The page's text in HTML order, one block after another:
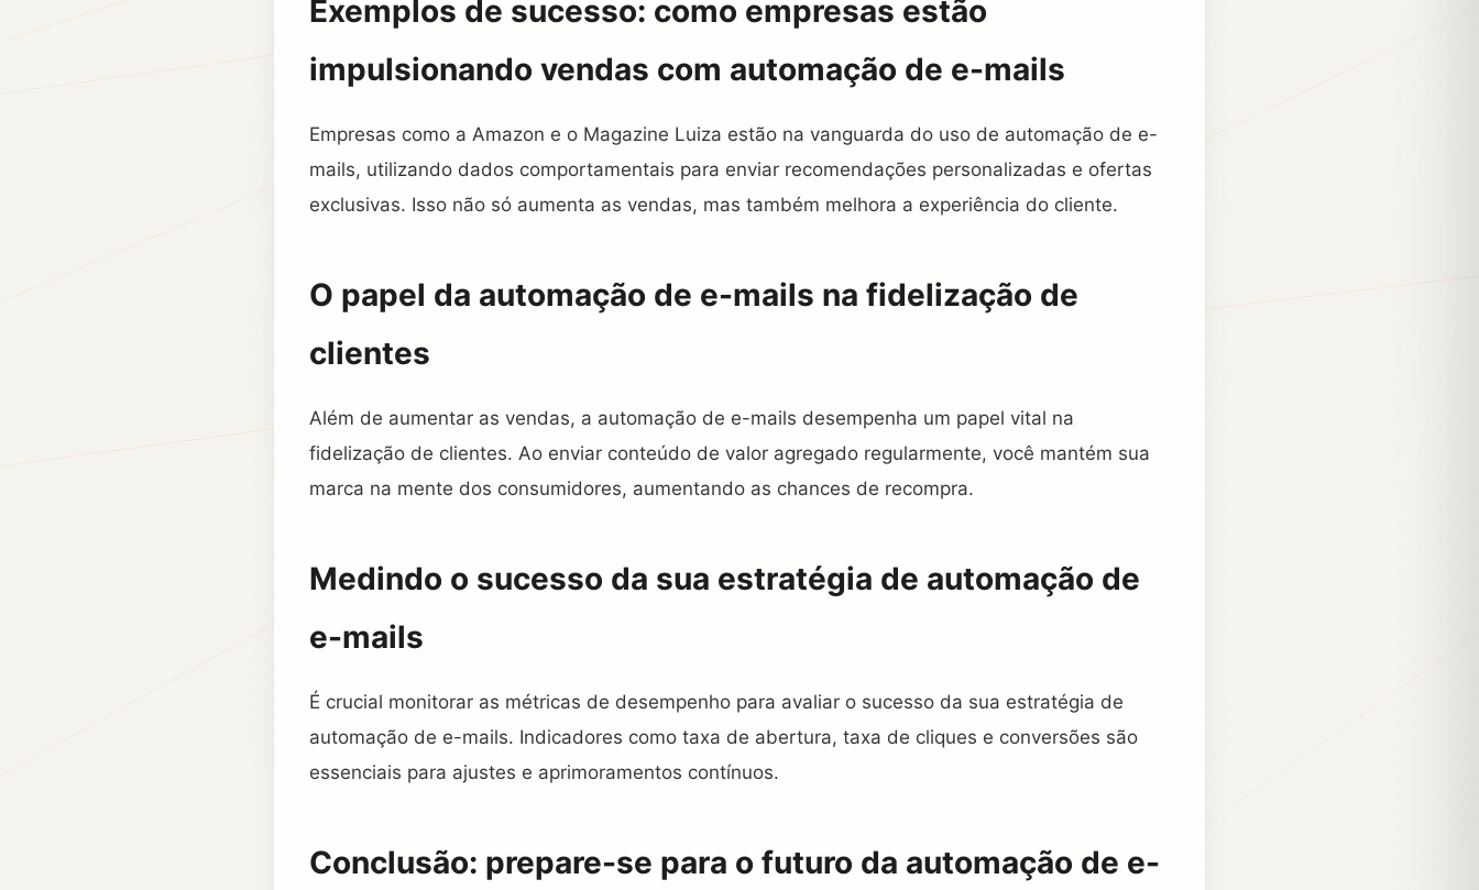
Exemplos de sucesso: como empresas estão
impulsionando vendas com automação de e-mails
Empresas como a Amazon e o Magazine Luiza estão na vanguarda do uso de automação de e-
mails, utilizando dados comportamentais para enviar recomendações personalizadas e ofertas
exclusivas. Isso não só aumenta as vendas, mas também melhora a experiência do cliente.
O papel da automação de e-mails na fidelização de
clientes
Além de aumentar as vendas, a automação de e-mails desempenha um papel vital na
fidelização de clientes. Ao enviar conteúdo de valor agregado regularmente, você mantém sua
marca na mente dos consumidores, aumentando as chances de recompra.
Medindo o sucesso da sua estratégia de automação de
e-mails
É crucial monitorar as métricas de desempenho para avaliar o sucesso da sua estratégia de
automação de e-mails. Indicadores como taxa de abertura, taxa de cliques e conversões são
essenciais para ajustes e aprimoramentos contínuos.
Conclusão: prepare-se para o futuro da automação de e-